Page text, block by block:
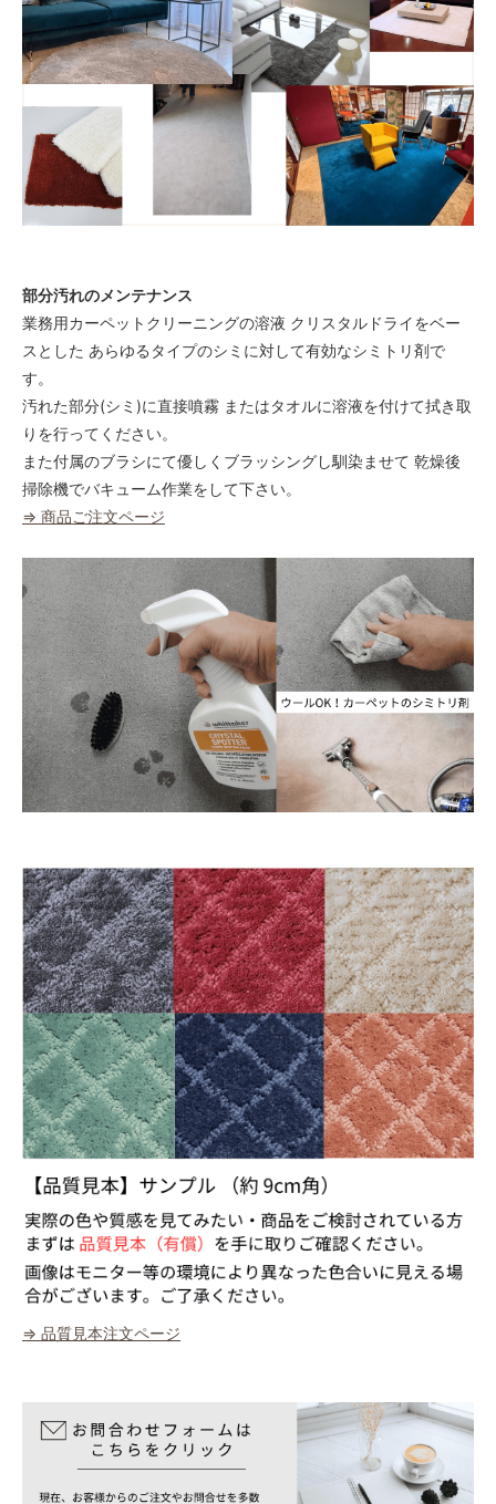
部分汚れのメンテナンス
業務用カーペットクリーニングの溶液 クリスタルドライをベー
スとした あらゆるタイプのシミに対して有効なシミトリ剤で
す。
汚れた部分(シミ)に直接噴霧 またはタオルに溶液を付けて拭き取
りを行ってください。
また付属のブラシにて優しくブラッシングし馴染ませて 乾燥後
掃除機でバキューム作業をして下さい。
⇒ 商品ご注文ページ
⇒ 品質見本注文ページ